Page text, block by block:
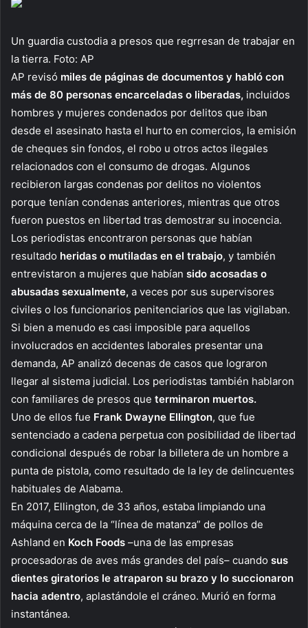
Un guardia custodia a presos que regrresan de trabajar en
la tierra. Foto: AP
AP revisó miles de páginas de documentos y habló con
más de 80 personas encarceladas o liberadas, incluidos
hombres y mujeres condenados por delitos que iban
desde el asesinato hasta el hurto en comercios, la emisión
de cheques sin fondos, el robo u otros actos ilegales
relacionados con el consumo de drogas. Algunos
recibieron largas condenas por delitos no violentos
porque tenían condenas anteriores, mientras que otros
fueron puestos en libertad tras demostrar su inocencia.
Los periodistas encontraron personas que habían
resultado heridas o mutiladas en el trabajo, y también
entrevistaron a mujeres que habían sido acosadas o
abusadas sexualmente, a veces por sus supervisores
civiles o los funcionarios penitenciarios que las vigilaban.
Si bien a menudo es casi imposible para aquellos
involucrados en accidentes laborales presentar una
demanda, AP analizó decenas de casos que lograron
llegar al sistema judicial. Los periodistas también hablaron
con familiares de presos que terminaron muertos.
Uno de ellos fue Frank Dwayne Ellington, que fue
sentenciado a cadena perpetua con posibilidad de libertad
condicional después de robar la billetera de un hombre a
punta de pistola, como resultado de la ley de delincuentes
habituales de Alabama.
En 2017, Ellington, de 33 años, estaba limpiando una
máquina cerca de la “línea de matanza” de pollos de
Ashland en Koch Foods –una de las empresas
procesadoras de aves más grandes del país– cuando sus
dientes giratorios le atraparon su brazo y lo succionaron
hacia adentro, aplastándole el cráneo. Murió en forma
instantánea.